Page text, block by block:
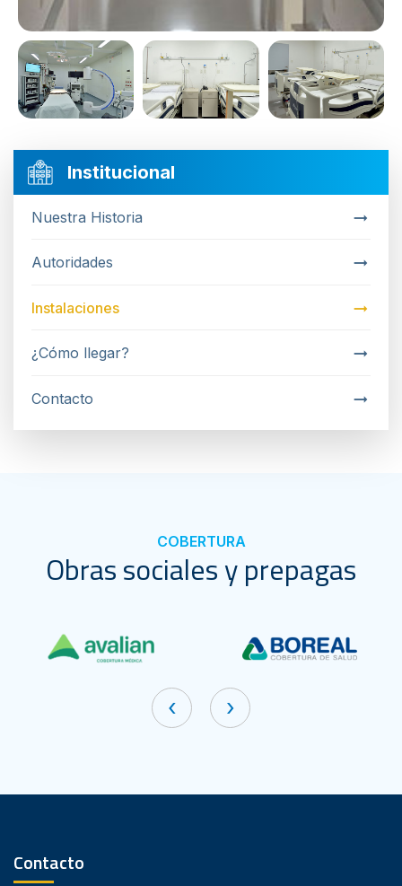
Institucional
Nuestra Historia
Autoridades
Instalaciones
¿Cómo llegar?
Contacto
COBERTURA
Obras sociales y prepagas
‹ ›
Contacto